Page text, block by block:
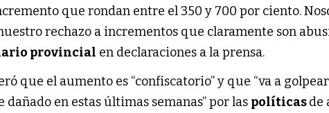
que rondan entre el 350 y 700 por ciento.
rechazo a incrementos que claramente son
provincial en declaraciones a la prensa.
que el aumento es “confiscatorio” y que “va a
en estas últimas semanas” por las políticasde